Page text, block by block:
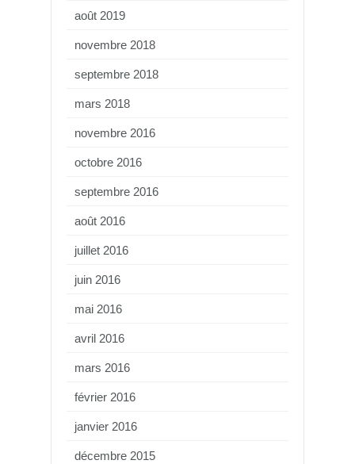
août 2019
novembre 2018
septembre 2018
mars 2018
novembre 2016
octobre 2016
septembre 2016
août 2016
juillet 2016
juin 2016
mai 2016
avril 2016
mars 2016
février 2016
janvier 2016
décembre 2015